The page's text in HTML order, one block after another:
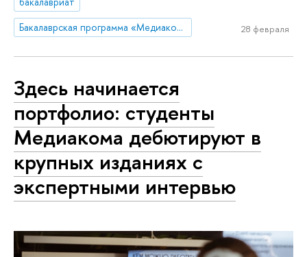
Бакалаврская программа «Медиакоммуникации»
28 февраля
Здесь начинается
портфолио: студенты
Медиакома дебютируют в
крупных изданиях с
экспертными интервью